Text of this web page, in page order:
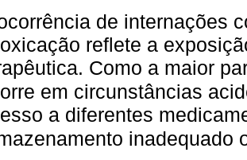
de internações
reflete a
Como a maior
em circunstâncias
a diferentes
inadequado